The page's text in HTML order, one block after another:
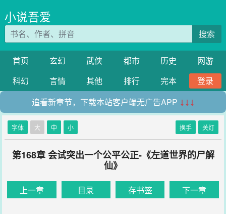
小说吾爱
搜索
首页 玄幻 武侠 都市 历史
网游
科幻
言情 其他 排行 完本
登录
追看新章节，下载本站客户端无广告APP ↓↓↓
字体 大 中 小 换手 关灯
第168章 会试突出一个公平公正-《左道世界的尸解
仙》
上一章 目录 存书签 下一章